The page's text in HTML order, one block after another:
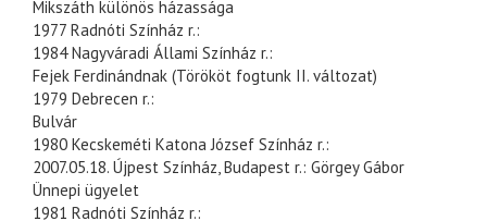
Mikszáth különös házassága
1977 Radnóti Színház r.:
1984 Nagyváradi Állami Színház r.:
Fejek Ferdinándnak (Törököt fogtunk II. változat)
1979 Debrecen r.:
Bulvár
1980 Kecskeméti Katona József Színház r.:
2007.05.18. Újpest Színház, Budapest r.: Görgey Gábor
Ünnepi ügyelet
1981 Radnóti Színház r.: